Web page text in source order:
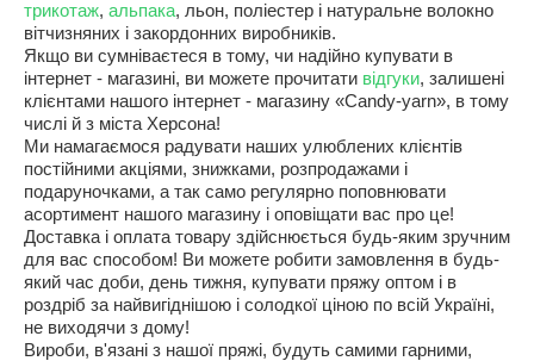
трикотаж, альпака, льон, поліестер і натуральне волокно
вітчизняних і закордонних виробників.
Якщо ви сумніваєтеся в тому, чи надійно купувати в
інтернет - магазині, ви можете прочитати відгуки, залишені
клієнтами нашого інтернет - магазину «Candy-yarn», в тому
числі й з міста Херсона!
Ми намагаємося радувати наших улюблених клієнтів
постійними акціями, знижками, розпродажами і
подаруночками, а так само регулярно поповнювати
асортимент нашого магазину і оповіщати вас про це!
Доставка і оплата товару здійснюється будь-яким зручним
для вас способом! Ви можете робити замовлення в будь-
який час доби, день тижня, купувати пряжу оптом і в
роздріб за найвигіднішою і солодкої ціною по всій Україні,
не виходячи з дому!
Вироби, в'язані з нашої пряжі, будуть самими гарними,